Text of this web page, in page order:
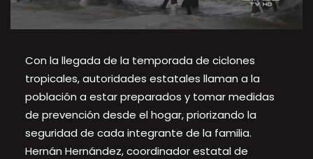
Con la llegada de la temporada de ciclones
tropicales, autoridades estatales llaman a la
población a estar preparados y tomar medidas
de prevención desde el hogar, priorizando la
seguridad de cada integrante de la familia.
Hernán Hernández, coordinador estatal de